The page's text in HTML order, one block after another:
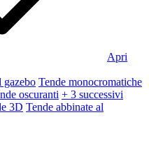
Apri
gazebo Tende monocromatiche
oscuranti + 3 successivi
3D Tende abbinate al